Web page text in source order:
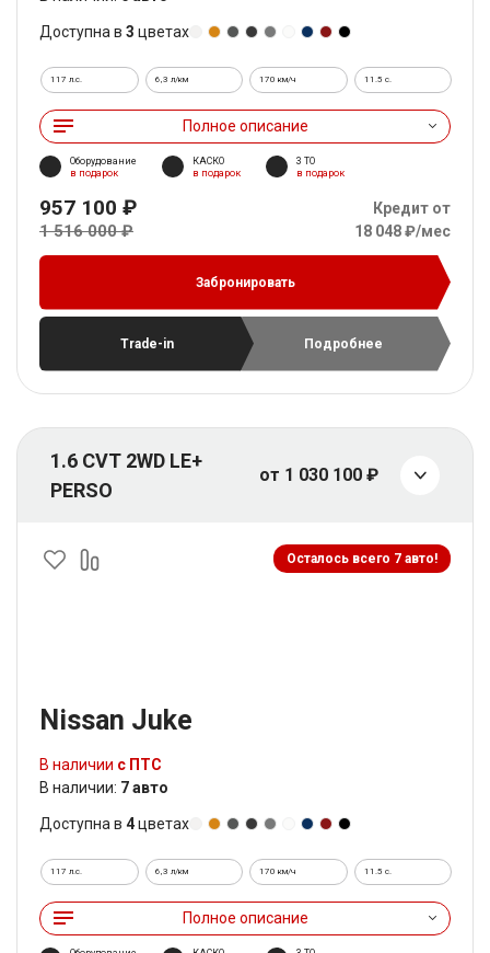
Доступна в 3 цветах
117 л.с. 6,3 л/км 170 км/ч 11.5 c.
Полное описание
Оборудование
в подарок
КАСКО
в подарок
3 ТО
в подарок
957 100 ₽
1 516 000 ₽
Кредит от
18 048 ₽/мес
Забронировать
Trade-in Подробнее
1.6 CVT 2WD LE+
PERSO
от 1 030 100 ₽
Осталось всего 7 авто!
Nissan Juke
В наличии с ПТС
В наличии: 7 авто
Доступна в 4цветах
117 л.с. 6,3 л/км 170 км/ч 11.5 c.
Полное описание